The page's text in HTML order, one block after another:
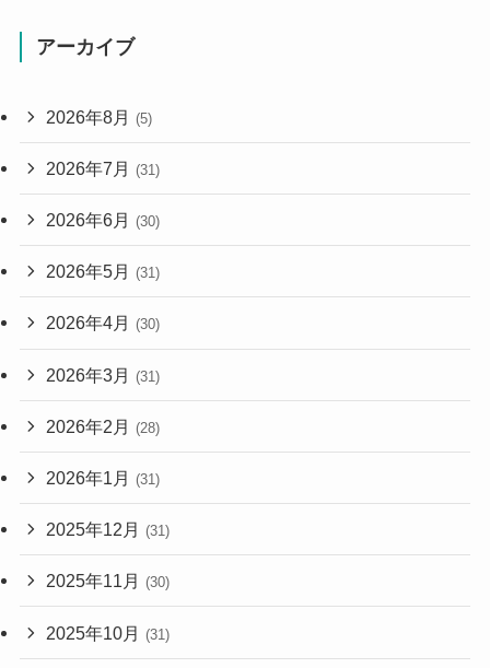
アーカイブ
2026年8月 (5)
2026年7月 (31)
2026年6月 (30)
2026年5月 (31)
2026年4月 (30)
2026年3月 (31)
2026年2月 (28)
2026年1月 (31)
2025年12月 (31)
2025年11月 (30)
2025年10月 (31)